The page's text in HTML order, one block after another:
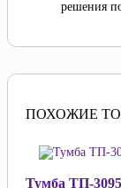
решения
ПОХОЖИЕ
Тумба ТП-3095